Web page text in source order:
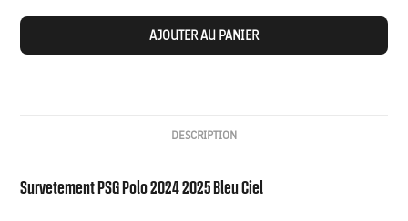
AJOUTER AU PANIER
DESCRIPTION
Survetement PSG Polo 2024 2025 Bleu Ciel